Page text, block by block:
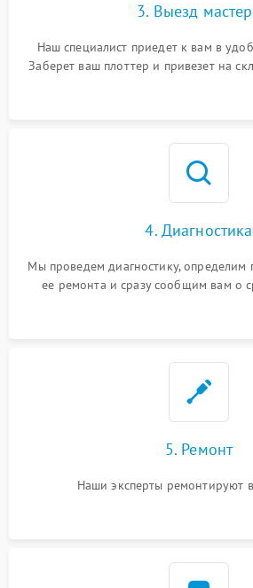
3. Выезд
Наш специалист приедет к вам в
Заберет ваш плоттер и привезет на
4. Диагностика
Мы проведем диагностику, определим
ее ремонта и сразу сообщим вам о
5. Ремонт
Наши эксперты ремонтируют